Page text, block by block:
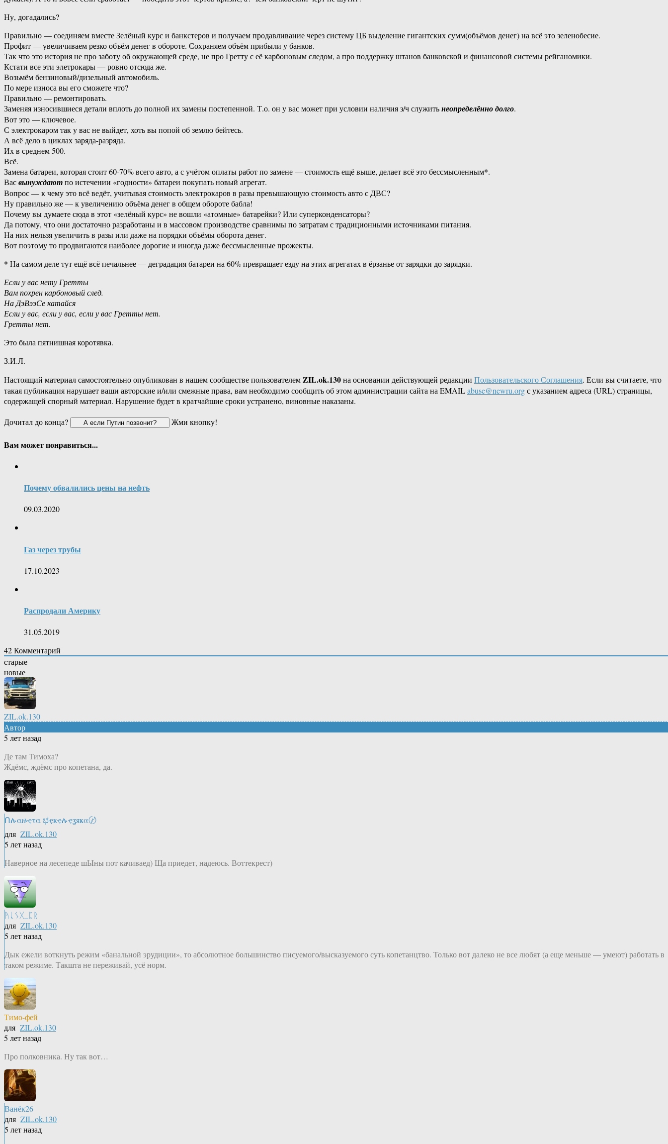
Ну, догадались?
Правильно — соединяем вместе Зелёный курс и банкстеров и получаем продавливание через систему ЦБ выделение гигантских сумм(объёмов денег) на всё это зеленобесие.
Профит — увеличиваем резко объём денег в обороте. Сохраняем объём прибыли у банков.
Так что это история не про заботу об окружающей среде, не про Гретту с её карбоновым следом, а про поддержку штанов банковской и финансовой системы рейганомики.
Кстати все эти элетрокары — ровно отсюда же.
Возьмём бензиновый/дизельный автомобиль.
По мере износа вы его сможете что?
Правильно — ремонтировать.
Заменяя износившиеся детали вплоть до полной их замены постепенной. Т.о. он у вас может при условии наличия з/ч служитьнеопределённо долго.
Вот это — ключевое.
С электрокаром так у вас не выйдет, хоть вы попой об землю бейтесь.
А всё дело в циклах заряда-разряда.
Их в среднем 500.
Всё.
Замена батареи, которая стоит 60-70% всего авто, а с учётом оплаты работ по замене — стоимость ещё выше, делает всё это бессмысленным*.
Васвынуждаютпо истечении «годности» батареи покупать новый агрегат.
Вопрос — к чему это всё ведёт, учитывая стоимость электрокаров в разы превышающую стоимость авто с ДВС?
Ну правильно же — к увеличению объёма денег в общем обороте бабла!
Почему вы думаете сюда в этот «зелёный курс» не вошли «атомные» батарейки? Или суперконденсаторы?
Да потому, что они достаточно разработаны и в массовом производстве сравнимы по затратам с традиционными источниками питания.
На них нельзя увеличить в разы или даже на порядки объёмы оборота денег.
Вот поэтому то продвигаются наиболее дорогие и иногда даже бессмысленные прожекты.
* На самом деле тут ещё всё печальнее — деградация батареи на 60% превращает езду на этих агрегатах в ёрзанье от зарядки до зарядки.
Если у вас нету Гретты
Вам похрен карбоновый след.
На ДэВээСе катайся
Если у вас, если у вас, если у вас Гретты нет.
Гретты нет.
Это была пятнишная коротявка.
З.И.Л.
Настоящий материал самостоятельно опубликован в нашем сообществе пользователемZIL.ok.130на основании действующей редакции Пользовательского Соглашения. Если вы считаете, что
такая публикация нарушает ваши авторские и/или смежные права, вам необходимо сообщить об этом администрации сайта на EMAILabuse@newru.orgс указанием адреса (URL) страницы,
содержащей спорный материал. Нарушение будет в кратчайшие сроки устранено, виновные наказаны.
Дочитал до конца?
Жми кнопку!
Вам может понравиться...
Почему обвалились цены на нефть
09.03.2020
Газ через трубы
17.10.2023
Распродали Америку
31.05.2019
42Комментарий
старые
новые
ZIL.ok.130
Автор
5 лет назад
Де там Тимоха?
Ждёмс, ждёмс про копетана, да.
Ոሉαዙҿτα ಭҿҝҿሉҿʓяҝα〄
для ZIL.ok.130
5 лет назад
Наверное на лесепеде шЫны пот качиваед) Ща приедет, надеюсь. Воттекрест)
ᚤᚳᛊᚷ_ᛈᚱ
для ZIL.ok.130
5 лет назад
Дык ежели воткнуть режим «банальной эрудиции», то абсолютное большинство писуемого/высказуемого суть копетанцтво. Только вот далеко не все любят (а еще меньше — умеют) работать в
таком режиме. Такшта не переживай, усё норм.
Тимо-фей
для ZIL.ok.130
5 лет назад
Про полковника. Ну так вот…
Ванёк26
для ZIL.ok.130
5 лет назад